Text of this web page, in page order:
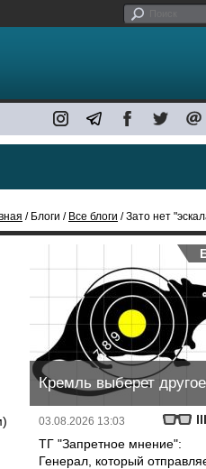
/ Блоги / Все блоги / Зато нет
Кремль выберет другое
03.08.2026 13:03
ТГ "Запретное мнение":
Генерал, который